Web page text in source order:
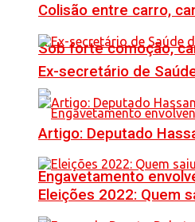
Sob forte comoção,
Engavetamento
Colisão entre carro,
Ex-secretário de
Artigo: Deputado
Eleições 2022: Quem